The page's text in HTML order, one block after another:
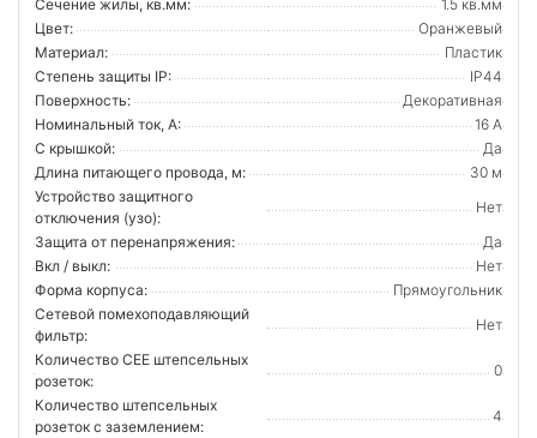
Сечение жилы, кв.мм:
1.5 кв.мм
Цвет:
Оранжевый
Материал:
Пластик
Степень защиты IP:
IP44
Поверхность:
Декоративная
Номинальный ток, А:
16 А
С крышкой:
Да
Длина питающего провода, м:
30 м
Устройство защитного
отключения (узо):
Нет
Защита от перенапряжения:
Да
Вкл / выкл:
Нет
Форма корпуса:
Прямоугольник
Сетевой помехоподавляющий
фильтр:
Нет
Количество CEE штепсельных
розеток:
0
Количество штепсельных
розеток с заземлением:
4